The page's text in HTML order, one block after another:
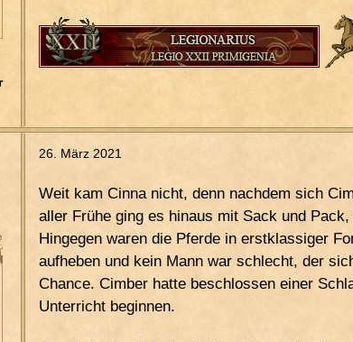
26. März 2021
Weit kam Cinna nicht, denn nachdem sich
aller Frühe ging es hinaus mit Sack und
Hingegen waren die Pferde in erstklassiger
aufheben und kein Mann war schlecht, der
Chance. Cimber hatte beschlossen einer
Unterricht beginnen.